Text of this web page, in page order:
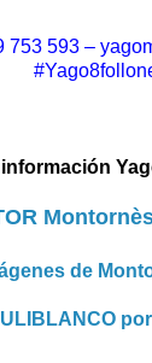
753 593 –
información
de